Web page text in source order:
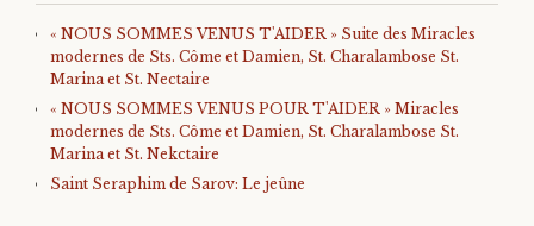
« NOUS SOMMES VENUS T'AIDER » Suite des Miracles
modernes de Sts. Côme et Damien, St. Charalambose St.
Marina et St. Nectaire
« NOUS SOMMES VENUS POUR T'AIDER » Miracles
modernes de Sts. Côme et Damien, St. Charalambose St.
Marina et St. Nekctaire
Saint Seraphim de Sarov: Le jeûne